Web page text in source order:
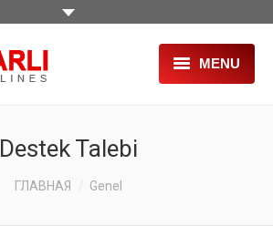
MENU
О НАС
ПРОДУКЦИЯ
Destek Talebi
ГЛАВНАЯ Genel